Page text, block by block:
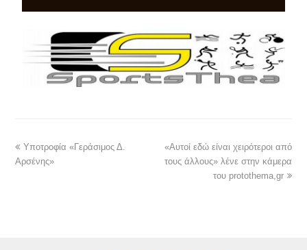
Υποτροφία «Γεράσιμος Δ.
Αρσένης»
«Αυτοί εδώ είναι χειρότεροι από
τους άλλους» λένε στην κάμερα
του protothema,gr